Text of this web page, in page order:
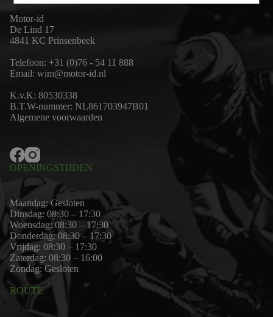
Motor-id
De Lind 17
4841 KC Prinsenbeek
Telefoon: +31 (0)76 - 54 11 888
Email: wim@motor-id.nl
K.v.K: 80530338
B.T.W-nummer: NL861703947B01
Algemene voorwaarden
OPENINGSTIJDEN
Maandag: Gesloten
Dinsdag: 08:30 – 17:30
Woensdag: 08:30 – 17:30
Donderdag: 08:30 – 17:30
Vrijdag: 08:30 – 17:30
Zaterdag: 08:30 – 16:00
Zondag: Gesloten
ROUTE